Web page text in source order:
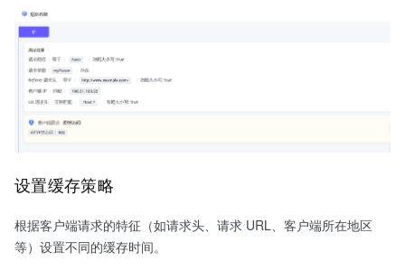
设置缓存策略
根据客户端请求的特征（如请求头、请求 URL、客户端所在地区
等）设置不同的缓存时间。